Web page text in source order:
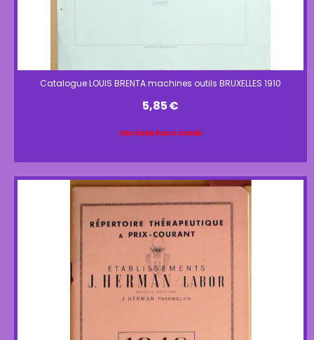
Catalogue LOUIS BRENTA machines outils BRUXELLES 1910
5,85€
Article hors stock